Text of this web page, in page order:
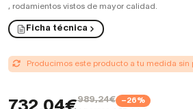
, rodamientos vistos de mayor calidad.
Ficha técnica
Producimos este producto a tu medida
989,24€ −26%